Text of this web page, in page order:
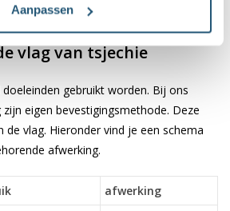
Aanpassen
heldere kleuren
vlag van tsjechie
gebruikt worden. Bij ons
eigen bevestigingsmethode. Deze
de vlag. Hieronder vind je een schema
afwerking.
afwerking